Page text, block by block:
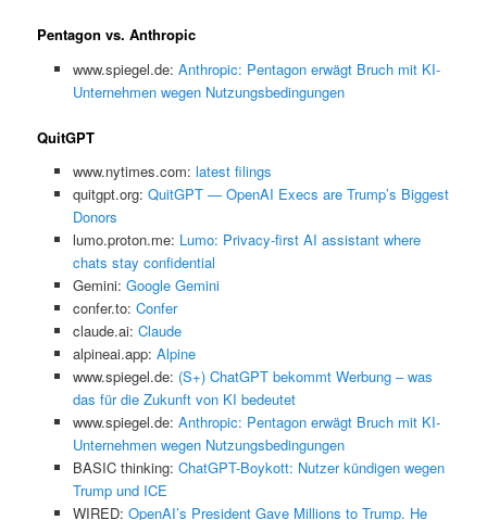
Pentagon vs. Anthropic
www.spiegel.de: Anthropic: Pentagon erwägt Bruch mit KI-
Unternehmen wegen Nutzungsbedingungen
QuitGPT
www.nytimes.com: latest filings
quitgpt.org: QuitGPT — OpenAI Execs are Trump’s Biggest
Donors
lumo.proton.me: Lumo: Privacy-first AI assistant where
chats stay confidential
Gemini: ‎Google Gemini
confer.to: Confer
claude.ai: Claude
alpineai.app: Alpine
www.spiegel.de: (S+) ChatGPT bekommt Werbung – was
das für die Zukunft von KI bedeutet
www.spiegel.de: Anthropic: Pentagon erwägt Bruch mit KI-
Unternehmen wegen Nutzungsbedingungen
BASIC thinking: ChatGPT-Boykott: Nutzer kündigen wegen
Trump und ICE
WIRED: OpenAI’s President Gave Millions to Trump. He